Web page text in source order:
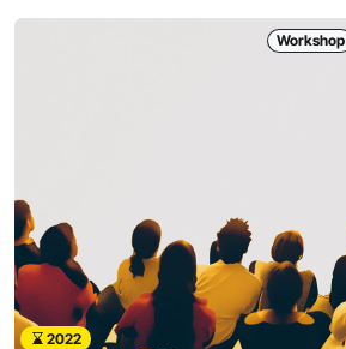
Workshop
2022